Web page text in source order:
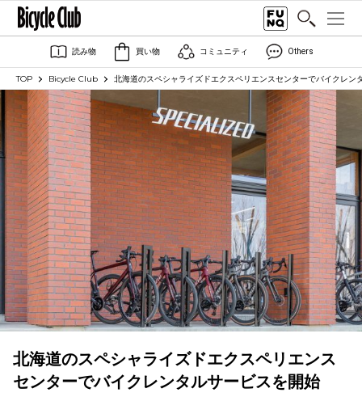
読み物 買い物 コミュニティ Others
TOP Bicycle Club 北海道のスペシャライズドエクスペリエンスセンターでバイクレン
北海道のスペシャライズドエクスペリエンス
センターでバイクレンタルサービスを開始